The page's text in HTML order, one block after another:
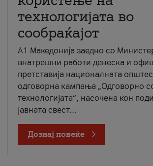
технологијата во
сообраќајот
A1 Македонија заедно со
внатрешни работи денеска и
претставија националната
одговорна кампања „Одговорно
технологијата“, насочена кон
јавната свест...
Дознај повеќе